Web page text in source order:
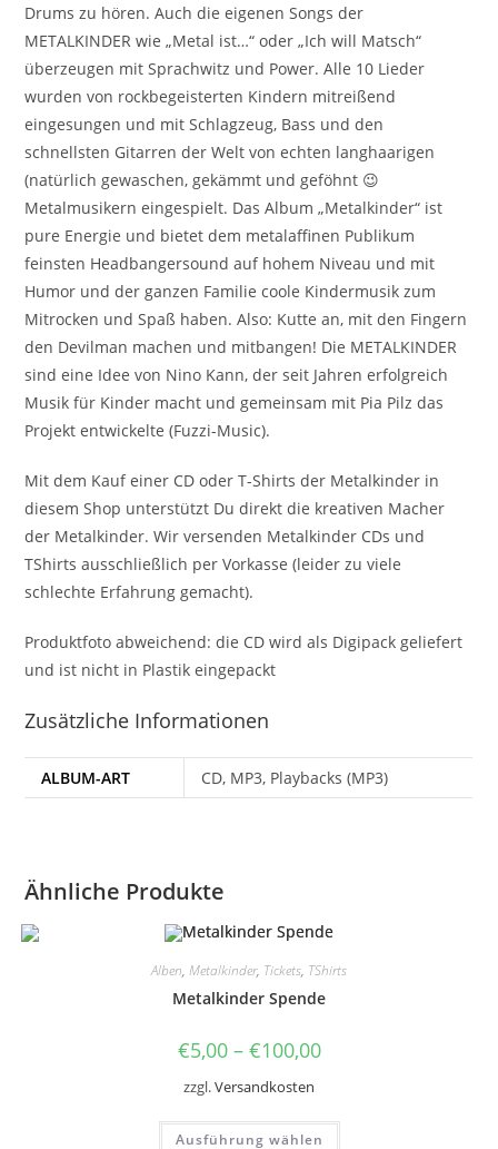
Drums zu hören. Auch die eigenen Songs der
METALKINDER wie „Metal ist…“ oder „Ich will Matsch“
überzeugen mit Sprachwitz und Power. Alle 10 Lieder
wurden von rockbegeisterten Kindern mitreißend
eingesungen und mit Schlagzeug, Bass und den
schnellsten Gitarren der Welt von echten langhaarigen
(natürlich gewaschen, gekämmt und geföhnt 😉
Metalmusikern eingespielt. Das Album „Metalkinder“ ist
pure Energie und bietet dem metalaffinen Publikum
feinsten Headbangersound auf hohem Niveau und mit
Humor und der ganzen Familie coole Kindermusik zum
Mitrocken und Spaß haben. Also: Kutte an, mit den Fingern
den Devilman machen und mitbangen! Die METALKINDER
sind eine Idee von Nino Kann, der seit Jahren erfolgreich
Musik für Kinder macht und gemeinsam mit Pia Pilz das
Projekt entwickelte (Fuzzi-Music).
Mit dem Kauf einer CD oder T-Shirts der Metalkinder in
diesem Shop unterstützt Du direkt die kreativen Macher
der Metalkinder. Wir versenden Metalkinder CDs und
TShirts ausschließlich per Vorkasse (leider zu viele
schlechte Erfahrung gemacht).
Produktfoto abweichend: die CD wird als Digipack geliefert
und ist nicht in Plastik eingepackt
Zusätzliche Informationen
ALBUM-ART CD, MP3, Playbacks (MP3)
Ähnliche Produkte
Alben, Metalkinder, Tickets, TShirts
Metalkinder Spende
€5,00– €100,00
zzgl.Versandkosten
Ausführung wählen
Dieses